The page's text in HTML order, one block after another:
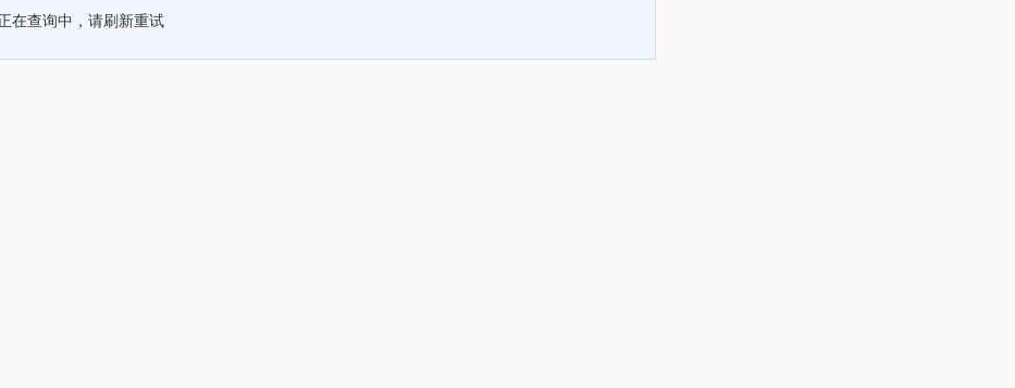
在查询中，请刷新重试